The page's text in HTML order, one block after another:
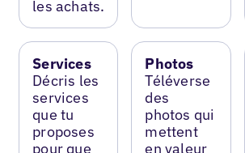
les achats.
Services
Décris les
services
que tu
proposes
pour que
Photos
Téléverse
des
photos qui
mettent
en valeur